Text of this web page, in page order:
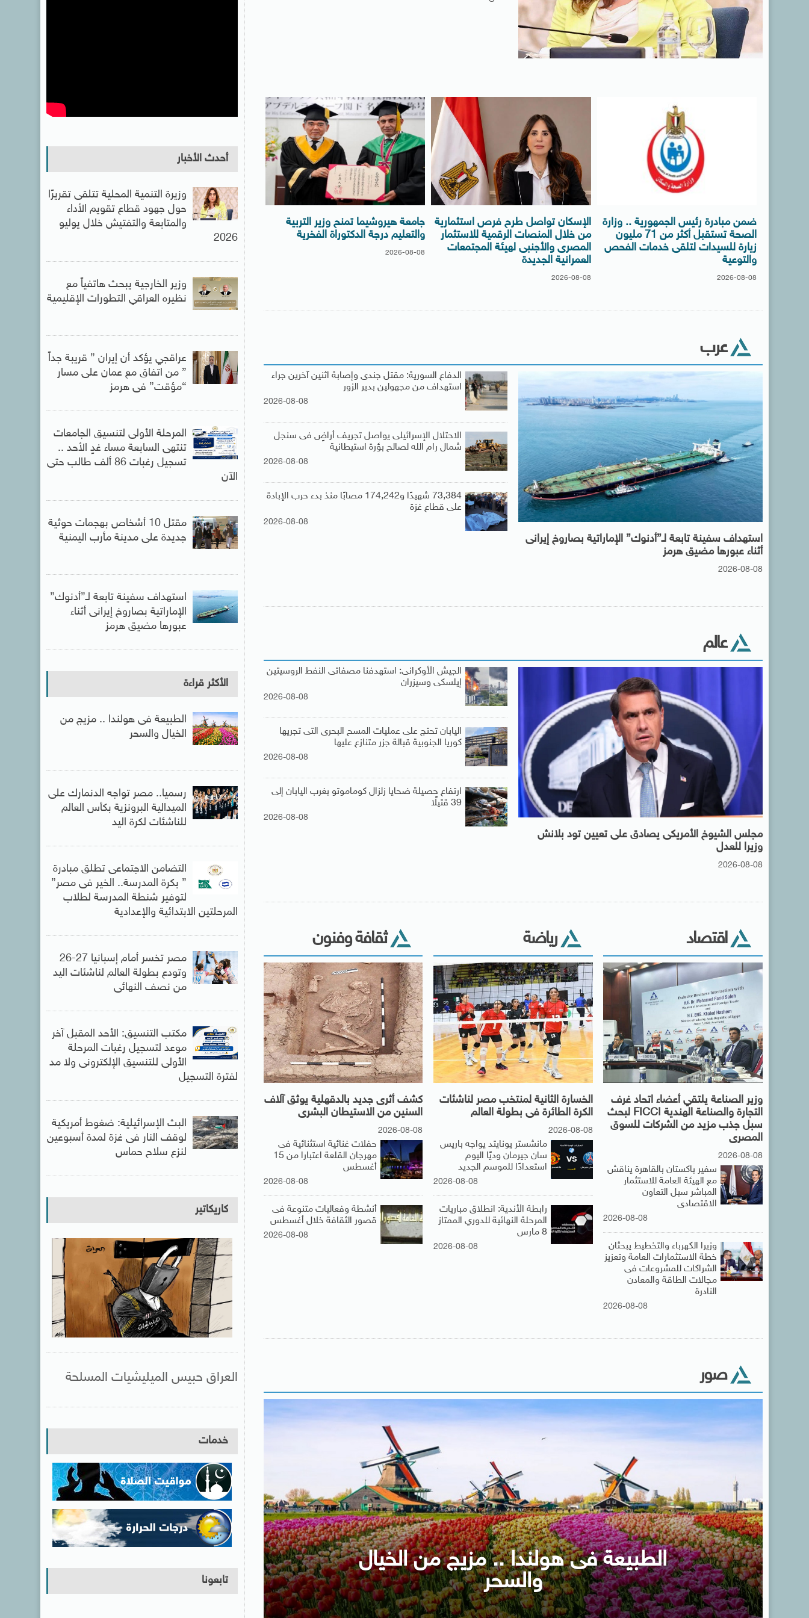
ضمن مبادرة رئيس الجمهورية .. وزارة
الصحة تستقبل أكثر من 71 مليون
زيارة للسيدات لتلقى خدمات الفحص
والتوعية
2026-08-08
الإسكان تواصل طرح فرص استثمارية
من خلال المنصات الرقمية للاستثمار
المصرى والأجنبى لهيئة المجتمعات
العمرانية الجديدة
2026-08-08
جامعة هيروشيما تمنح وزير التربية
والتعليم درجة الدكتوراة الفخرية
2026-08-08
عرب
الدفاع السورية: مقتل جندى وإصابة اثنين آخرين جراء
استهداف من مجهولين بدير الزور
2026-08-08
الاحتلال الإسرائيلى يواصل تجريف أراضٍ فى سنجل
شمال رام الله لصالح بؤرة استيطانية
2026-08-08
73,384 شهيدًا و174,242 مصابًا منذ بدء حرب الإبادة
على قطاع غزة
2026-08-08
استهداف سفينة تابعة لـ”أدنوك” الإماراتية بصاروخ إيرانى
أثناء عبورها مضيق هرمز
2026-08-08
عالم
الجيش الأوكرانى: استهدفنا مصفاتى النفط الروسيتين
إيلسكى وسيزران
2026-08-08
اليابان تحتج على عمليات المسح البحرى التى تجريها
كوريا الجنوبية قبالة جزر متنازع عليها
2026-08-08
ارتفاع حصيلة ضحايا زلزال كوماموتو بغرب اليابان إلى
39 قتيلًا
2026-08-08
مجلس الشيوخ الأمريكى يصادق على تعيين تود بلانش
وزيرا للعدل
2026-08-08
ثقافة وفنون
كشف أثرى جديد بالدقهلية يوثق آلاف
السنين من الاستيطان البشرى
2026-08-08
حفلات غنائية استثنائية فى
مهرجان القلعة اعتبارا من 15
أغسطس
2026-08-08
أنشطة وفعاليات متنوعة فى
قصور الثقافة خلال أغسطس
2026-08-08
رياضة
الخسارة الثانية لمنتخب مصر لناشئات
الكرة الطائرة فى بطولة العالم
2026-08-08
مانشستر يونايتد يواجه باريس
سان جيرمان وديًا اليوم
استعدادًا للموسم الجديد
2026-08-08
رابطة الأندية: انطلاق مباريات
المرحلة النهائية للدوري الممتاز
8 مارس
2026-08-08
اقتصاد
وزير الصناعة يلتقي أعضاء اتحاد غرف
التجارة والصناعة الهندية FICCI لبحث
سبل جذب مزيد من الشركات للسوق
المصرى
2026-08-08
سفير باكستان بالقاهرة يناقش
مع الهيئة العامة للاستثمار
المباشر سبل التعاون
الاقتصادى
2026-08-08
وزيرا الكهرباء والتخطيط يبحثان
خطة الاستثمارات العامة وتعزيز
الشراكات للمشروعات فى
مجالات الطاقة والمعادن
النادرة
2026-08-08
صور
الطبيعة فى هولندا .. مزيج من الخيال
والسحر
أحدث الأخبار
وزيرة التنمية المحلية تتلقى تقريرًا
حول جهود قطاع تقويم الأداء
والمتابعة والتفتيش خلال يوليو
2026
وزير الخارجية يبحث هاتفياً مع
نظيره العراقي التطورات الإقليمية
عراقجي يؤكد أن إيران ” قريبة جداً
” من اتفاق مع عمان على مسار
“مؤقت” فى هرمز
المرحلة الأولى لتنسيق الجامعات
تنتهى السابعة مساء غدٍ الأحد ..
تسجيل رغبات 86 ألف طالب حتى
الآن
مقتل 10 أشخاص بهجمات حوثية
جديدة على مدينة مأرب اليمنية
استهداف سفينة تابعة لـ”أدنوك”
الإماراتية بصاروخ إيرانى أثناء
عبورها مضيق هرمز
الأكثر قراءة
الطبيعة فى هولندا .. مزيج من
الخيال والسحر
رسميا.. مصر تواجه الدنمارك على
الميدالية البرونزية بكأس العالم
للناشئات لكرة اليد
التضامن الاجتماعى تطلق مبادرة
” بكرة المدرسة.. الخير فى مصر”
لتوفير شنطة المدرسة لطلاب
المرحلتين الابتدائية والإعدادية
مصر تخسر أمام إسبانيا 27-26
وتودع بطولة العالم لناشئات اليد
من نصف النهائى
مكتب التنسيق: الأحد المقبل آخر
موعد لتسجيل رغبات المرحلة
الأولى للتنسيق الإلكترونى ولا مد
لفترة التسجيل
البث الإسرائيلية: ضغوط أمريكية
لوقف النار فى غزة لمدة أسبوعين
لنزع سلاح حماس
كاريكاتير
العراق حبيس الميليشيات المسلحة
خدمات
تابعونا